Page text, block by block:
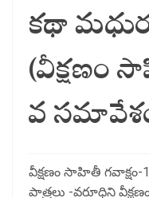
కథా
(వీక్షణం
వ
వీక్షణం సాహితీ గవాక్షం-
పాత్రలు -వరూధిని